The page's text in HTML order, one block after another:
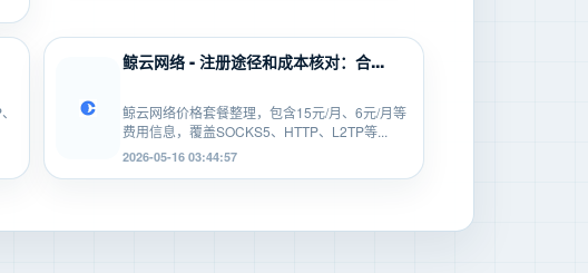
鲸云网络 - 注册途径和成本核对：合...
鲸云网络价格套餐整理，包含15元/月、6元/月等
费用信息，覆盖SOCKS5、HTTP、L2TP等...
2026-05-16 03:44:57